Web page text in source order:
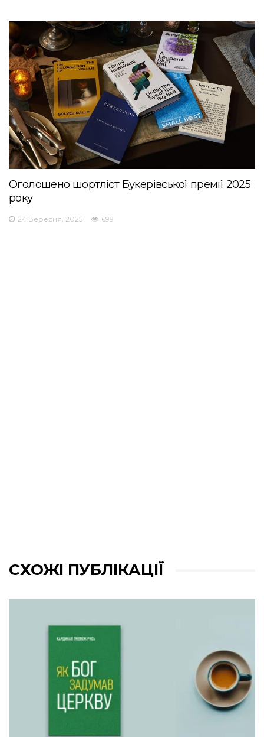
Оголошено шортліст Букерівської премії 2025
року
24 Вересня, 2025 699
СХОЖІ ПУБЛІКАЦІЇ